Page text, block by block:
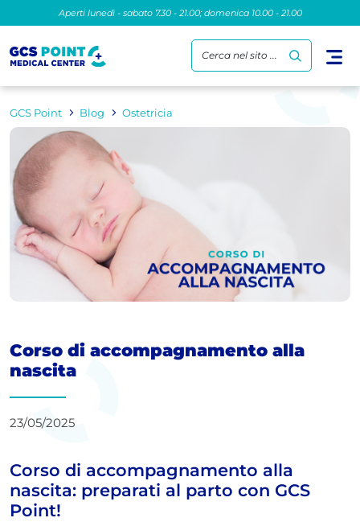
Aperti lunedì - sabato 7.30 - 21.00; domenica 10.00 - 21.00
Cerca nel sito ...
GCS Point Blog Ostetricia
Corso di accompagnamento alla
nascita
23/05/2025
Corso di accompagnamento alla
nascita: preparati al parto con GCS
Point!